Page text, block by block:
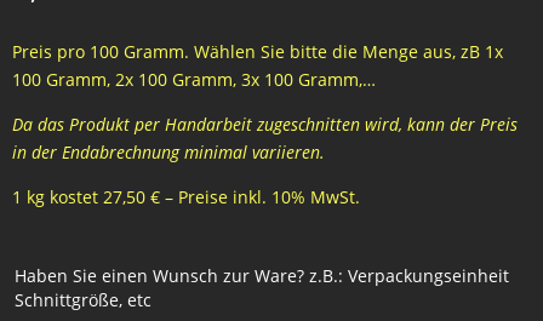
Preis pro 100 Gramm. Wählen Sie bitte die Menge aus, zB 1x
100 Gramm, 2x 100 Gramm, 3x 100 Gramm,…
Da das Produkt per Handarbeit zugeschnitten wird, kann der Preis
in der Endabrechnung minimal variieren.
1 kg kostet 27,50 € – Preise inkl. 10% MwSt.
Haben Sie einen Wunsch zur Ware? z.B.: Verpackungseinheit
Schnittgröße, etc